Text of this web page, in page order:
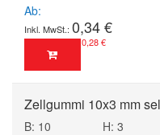
Ab
0,34 €
0,28 €
Zellgummi 10x3 mm
B: 10
H: 3